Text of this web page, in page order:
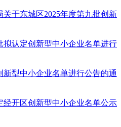
于东城区2025年度第九批创新
拟认定创新型中小企业名单进行
新型中小企业名单进行公告的通
经开区创新型中小企业名单公示